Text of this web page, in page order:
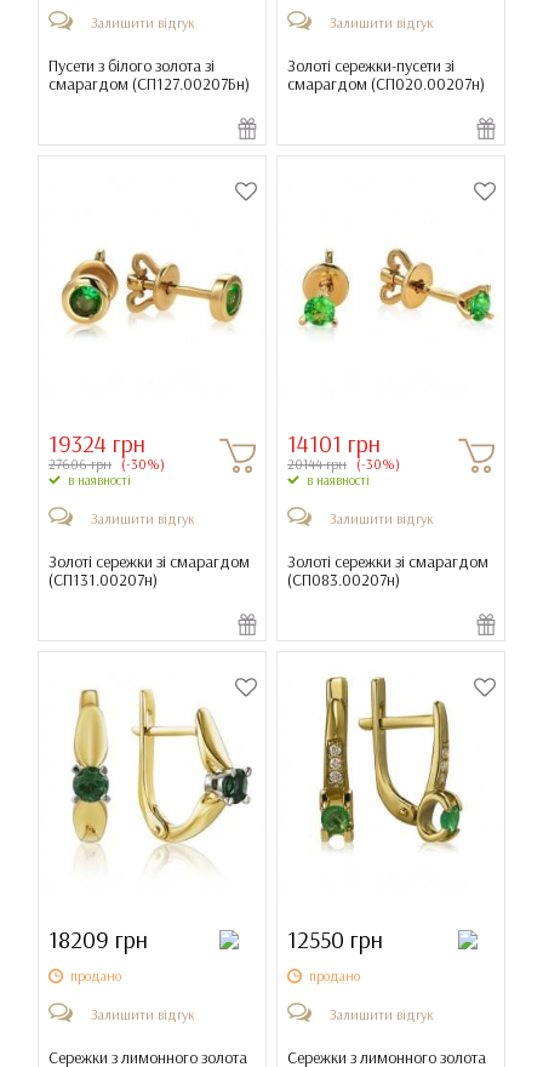
Залишити відгук
Пусети з білого золота зі
смарагдом (СП127.00207Бн)
Залишити відгук
Золоті сережки-пусети зі
смарагдом (СП020.00207н)
19324 грн
27606 грн (-30%)
в наявності
Залишити відгук
Золоті сережки зі смарагдом
(СП131.00207н)
14101 грн
20144 грн (-30%)
в наявності
Залишити відгук
Золоті сережки зі смарагдом
(СП083.00207н)
18209 грн
продано
Залишити відгук
Сережки з лимонного золота
12550 грн
продано
Залишити відгук
Сережки з лимонного золота